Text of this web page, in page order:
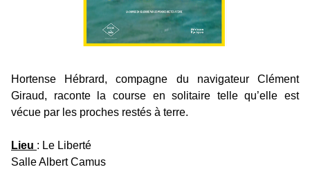
Hortense Hébrard, compagne du navigateur Clément
Giraud, raconte la course en solitaire telle qu’elle est
vécue par les proches restés à terre.
Lieu : Le Liberté
Salle Albert Camus